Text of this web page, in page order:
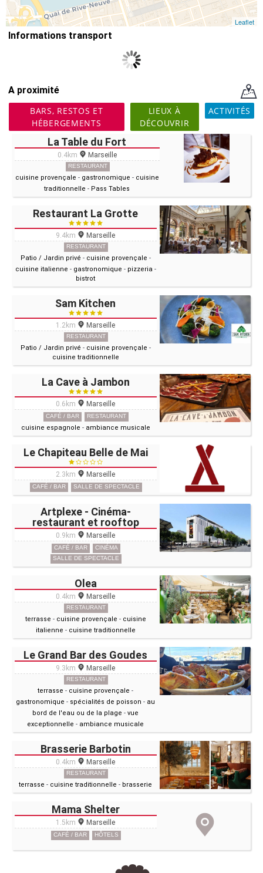
Leaflet
Informations transport
A proximité
BARS, RESTOS ET
HÉBERGEMENTS
LIEUX À
DÉCOUVRIR
ACTIVITÉS
La Table du Fort
0.4km Marseille
RESTAURANT
cuisine provençale - gastronomique - cuisine
traditionnelle - Pass Tables
Restaurant La Grotte
9.4km Marseille
RESTAURANT
Patio / Jardin privé - cuisine provençale -
cuisine italienne - gastronomique - pizzeria -
bistrot
Sam Kitchen
1.2km Marseille
RESTAURANT
Patio / Jardin privé - cuisine provençale -
cuisine traditionnelle
La Cave à Jambon
0.6km Marseille
CAFÉ / BAR RESTAURANT
cuisine espagnole - ambiance musicale
Le Chapiteau Belle de Mai
2.3km Marseille
CAFÉ / BAR SALLE DE SPECTACLE
Artplexe - Cinéma-
restaurant et rooftop
0.9km Marseille
CAFÉ / BAR
CINÉMA
SALLE DE SPECTACLE
Olea
0.4km Marseille
RESTAURANT
terrasse - cuisine provençale - cuisine
italienne - cuisine traditionnelle
Le Grand Bar des Goudes
9.3km Marseille
RESTAURANT
terrasse - cuisine provençale -
gastronomique - spécialités de poisson - au
bord de l'eau ou de la plage -vue
exceptionnelle - ambiance musicale
Brasserie Barbotin
0.4km Marseille
RESTAURANT
terrasse - cuisine traditionnelle - brasserie
Mama Shelter
1.5km Marseille
CAFÉ / BAR HÔTELS